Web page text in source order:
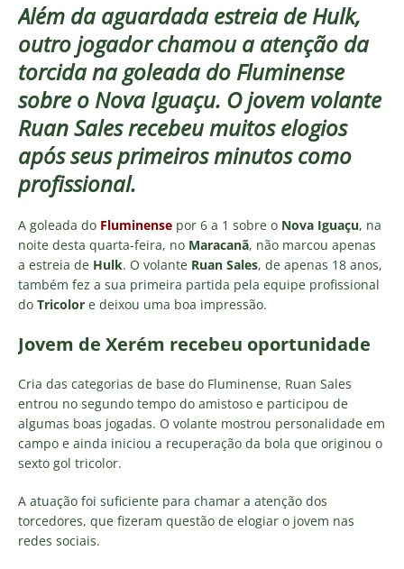
Além da aguardada estreia de Hulk,
outro jogador chamou a atenção da
torcida na goleada do Fluminense
sobre o Nova Iguaçu. O jovem volante
Ruan Sales recebeu muitos elogios
após seus primeiros minutos como
profissional.
A goleada do Fluminense por 6 a 1 sobre o Nova Iguaçu, na
noite desta quarta-feira, no Maracanã, não marcou apenas
a estreia de Hulk. O volante Ruan Sales, de apenas 18 anos,
também fez a sua primeira partida pela equipe profissional
do Tricolor e deixou uma boa impressão.
Jovem de Xerém recebeu oportunidade
Cria das categorias de base do Fluminense, Ruan Sales
entrou no segundo tempo do amistoso e participou de
algumas boas jogadas. O volante mostrou personalidade em
campo e ainda iniciou a recuperação da bola que originou o
sexto gol tricolor.
A atuação foi suficiente para chamar a atenção dos
torcedores, que fizeram questão de elogiar o jovem nas
redes sociais.